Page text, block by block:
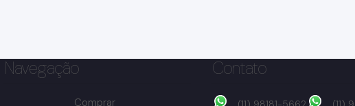
Navegação
Comprar
Contato